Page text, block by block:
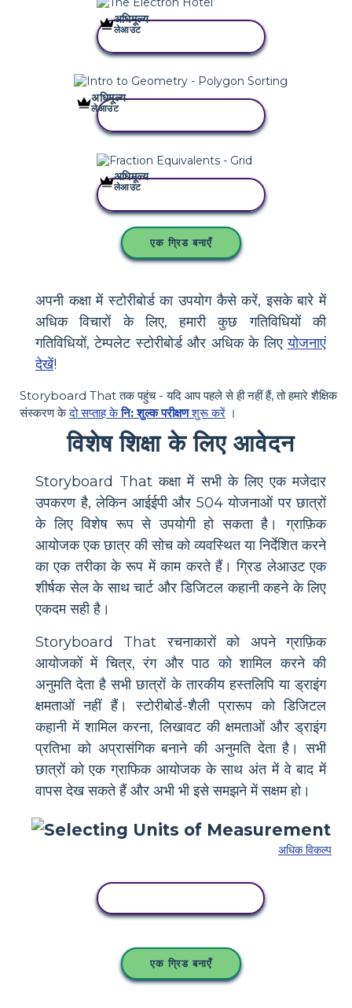
इस स्टोरीबोर्ड को कॉपी करें
अधिमूल्य
लेआउट
इस स्टोरीबोर्ड को कॉपी करें
अधिमूल्य
लेआउट
इस स्टोरीबोर्ड को कॉपी करें
अधिमूल्य
लेआउट
एक ग्रिड बनाएँ
अपनी कक्षा में स्टोरीबोर्ड का उपयोग कैसे करें, इसके बारे में
अधिक विचारों के लिए, हमारी कुछ गतिविधियों की
गतिविधियों, टेम्पलेट स्टोरीबोर्ड और अधिक के लिएयोजनाएं
देखें!
Storyboard That तक पहुंच - यदि आप पहले से ही नहीं हैं, तो हमारे शैक्षिक
संस्करण केदो सप्ताह केनि: शुल्क परीक्षणशुरू करें ।
विशेष शिक्षा के लिए आवेदन
Storyboard That कक्षा में सभी के लिए एक मजेदार
उपकरण है, लेकिन आईईपी और 504 योजनाओं पर छात्रों
के लिए विशेष रूप से उपयोगी हो सकता है। ग्राफ़िक
आयोजक एक छात्र की सोच को व्यवस्थित या निर्देशित करने
का एक तरीका के रूप में काम करते हैं। ग्रिड लेआउट एक
शीर्षक सेल के साथ चार्ट और डिजिटल कहानी कहने के लिए
एकदम सही है।
Storyboard That रचनाकारों को अपने ग्राफ़िक
आयोजकों में चित्र, रंग और पाठ को शामिल करने की
अनुमति देता है सभी छात्रों के तारकीय हस्तलिपि या ड्राइंग
क्षमताओं नहीं हैं। स्टोरीबोर्ड-शैली प्रारूप को डिजिटल
कहानी में शामिल करना, लिखावट की क्षमताओं और ड्राइंग
प्रतिभा को अप्रासंगिक बनाने की अनुमति देता है। सभी
छात्रों को एक ग्राफिक आयोजक के साथ अंत में वे बाद में
वापस देख सकते हैं और अभी भी इसे समझने में सक्षम हो।
अधिक विकल्प
एक ग्रिड बनाएँ